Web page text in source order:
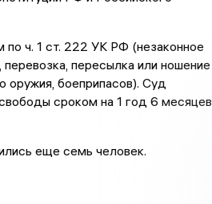
ч. 1 ст. 222 УК РФ (незаконное
пересылка или ношение
оружия, боеприпасов). Суд
сроком на 1 год 6 месяцев
еще семь человек.